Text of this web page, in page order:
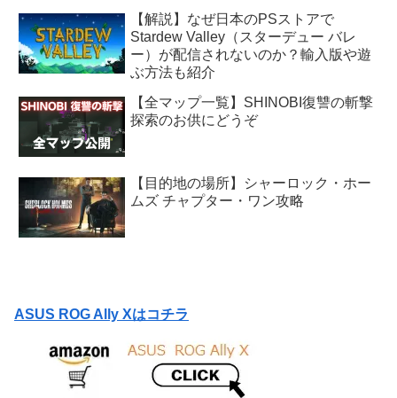
【解説】なぜ日本のPSストアで
Stardew Valley（スターデュー バレ
ー）が配信されないのか？輸入版や遊
ぶ方法も紹介
【全マップ一覧】SHINOBI復讐の斬撃
探索のお供にどうぞ
【目的地の場所】シャーロック・ホー
ムズ チャプター・ワン攻略
ASUS ROG Ally Xはコチラ